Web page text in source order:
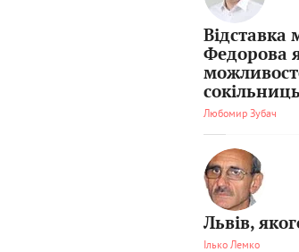
Відставка
Федорова
Любомир Зубач
Львів,
Ілько Лемко